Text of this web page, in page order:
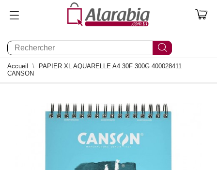
0
Accueil
PAPIER XL AQUARELLE A4 30F 300G 400028411
CANSON